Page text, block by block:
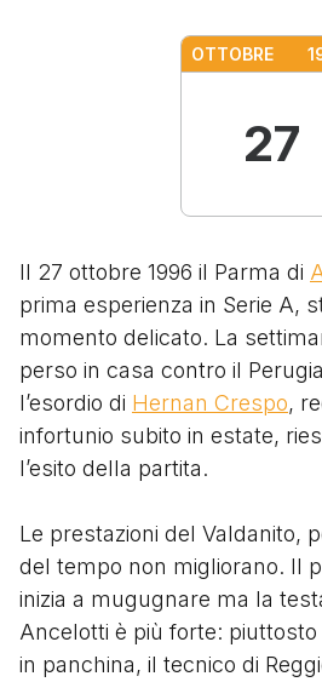
OTTOBRE
27
ll 27 ottobre 1996 il Parma di
prima esperienza in Serie A,
momento delicato. La
perso in casa contro il
l’esordio di Hernan Crespo,
infortunio subito in estate,
l’esito della partita.
Le prestazioni del Valdanito,
del tempo non migliorano. Il
inizia a mugugnare ma la
Ancelotti è più forte:
in panchina, il tecnico di